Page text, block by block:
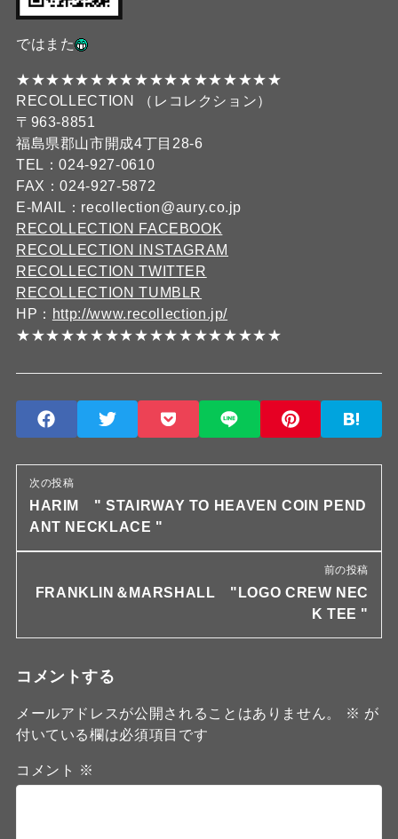
ではまた
★★★★★★★★★★★★★★★★★★
RECOLLECTION （レコレクション）
〒963-8851
福島県郡山市開成4丁目28-6
TEL：024-927-0610
FAX：024-927-5872
E-MAIL：recollection@aury.co.jp
RECOLLECTION FACEBOOK
RECOLLECTION INSTAGRAM
RECOLLECTION TWITTER
RECOLLECTION TUMBLR
HP： http://www.recollection.jp/
★★★★★★★★★★★★★★★★★★
次の投稿
HARIM " STAIRWAY TO HEAVEN COIN PEND
ANT NECKLACE "
前の投稿
FRANKLIN＆MARSHALL "LOGO CREW NEC
K TEE "
コメントする
メールアドレスが公開されることはありません。 ※ が
付いている欄は必須項目です
コメント ※